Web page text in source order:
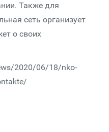
Также для
сеть организует
о своих
2020/06/18/nko-